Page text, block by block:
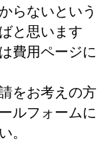
らないという
と思います
費用ページに
をお考えの方
ルフォームに
。